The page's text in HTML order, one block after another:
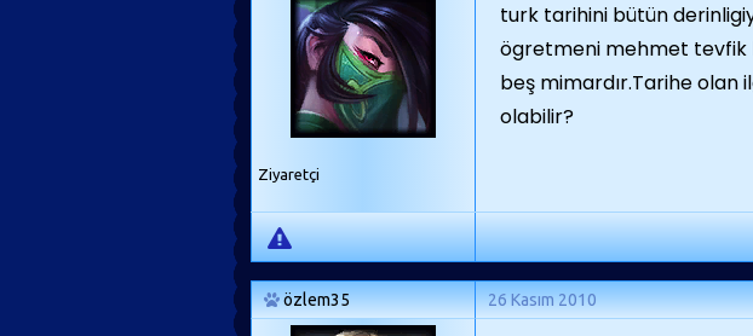
Ziyaretçi
turk tarihini bütün
ögretmeni mehmet tevfik
beş mimardır.Tarihe olan
olabilir?
özlem35 26 Kasım 2010